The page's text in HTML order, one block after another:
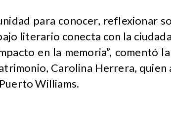
para conocer, reflexionar
literario conecta con la
en la memoria”, comentó
Carolina Herrera, quien
Williams.